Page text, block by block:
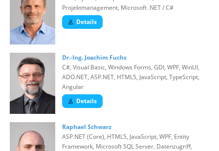
Projektmanagement, Microsoft .NET / C#
Details
Dr.-Ing. Joachim Fuchs
C#, Visual Basic, Windows Forms, GDI, WPF, WinUI,
ADO.NET, ASP.NET, HTML5, JavaScript, TypeScript,
Angular
Details
Raphael Schwarz
ASP.NET (Core), HTML5, JavaScript, WPF, Entity
Framework, Microsoft SQL Server, Datenzugriff,